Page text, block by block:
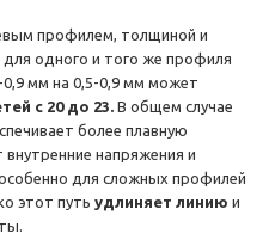
профилем, толщиной и
одного и того же профиля
мм на 0,5-0,9 мм может
с 20 до 23. В общем случае
более плавную
напряжения и
для сложных профилей
этот путь удлиняет линию и